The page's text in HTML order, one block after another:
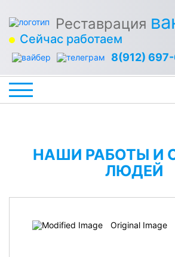
Реставрация
Сейчас работаем
8(912)
НАШИ РАБОТЫ И
ЛЮДЕЙ